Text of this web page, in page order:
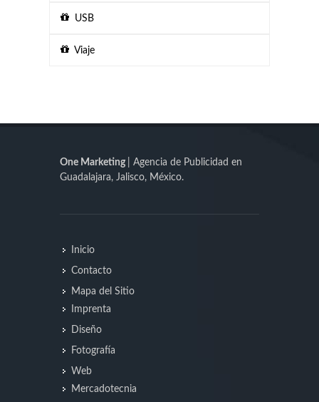
USB
Viaje
One Marketing
| Agencia de Publicidad en
Guadalajara, Jalisco, México.
Inicio
Contacto
Mapa del Sitio
Imprenta
Diseño
Fotografía
Web
Mercadotecnia